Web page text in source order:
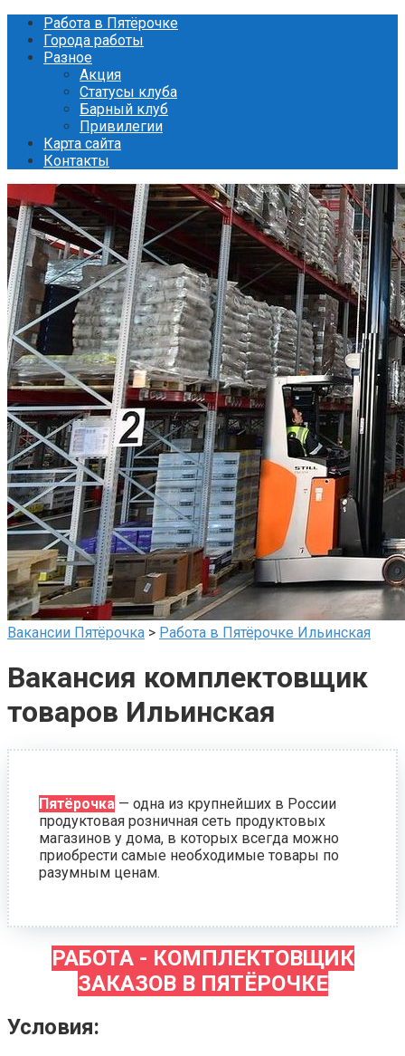
Перейти
контенту
Работа в Пятёрочке
Города работы
Разное
Акция
Статусы клуба
Барный клуб
Привилегии
Карта сайта
Контакты
Вакансии Пятёрочка > Работа в Пятёрочке Ильинская
Вакансия комплектовщик
товаров Ильинская
Пятёрочка — одна из крупнейших в России
продуктовая розничная сеть продуктовых
магазинов у дома, в которых всегда можно
приобрести самые необходимые товары по
разумным ценам.
РАБОТА - КОМПЛЕКТОВЩИК
ЗАКАЗОВ В ПЯТЁРОЧКЕ
Условия: